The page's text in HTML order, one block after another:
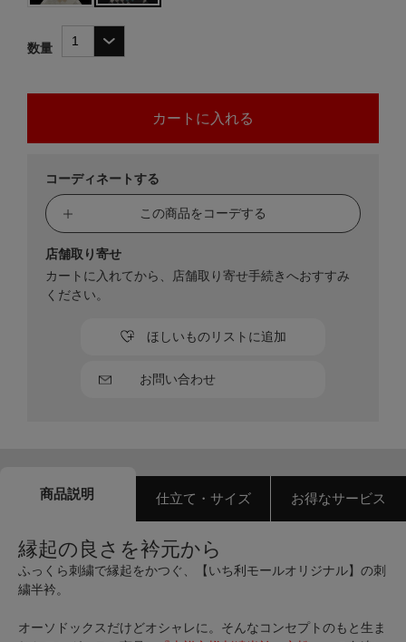
数量
コーディネートする
この商品をコーデする
お問い合わせ
ほしいものリストに追加
店舗取り寄せ
カートに入れてから、店舗取り寄せ手続きへおすすみ
ください。
商品説明 仕立て・サイズ お得なサービス
縁起の良さを衿元から
ふっくら刺繍で縁起をかつぐ、【いち利モールオリジナル】の刺
繍半衿。
オーソドックスだけどオシャレに。そんなコンセプトのもと生ま